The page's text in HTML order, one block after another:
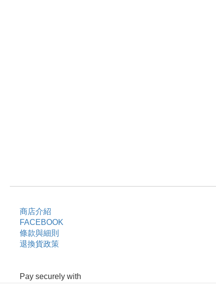
商店介紹
FACEBOOK
條款與細則
退換貨政策
Pay securely with